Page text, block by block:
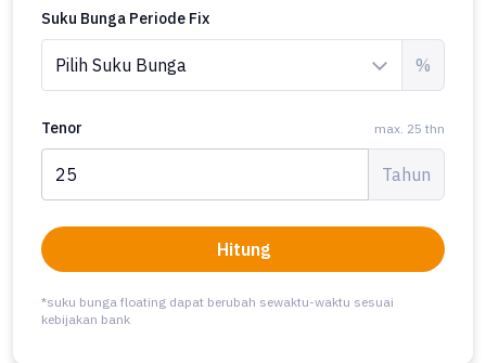
Suku Bunga Periode Fix
%
Tenor max. 25 thn
Tahun
Hitung
*suku bunga floating dapat berubah sewaktu-waktu sesuai
kebijakan bank